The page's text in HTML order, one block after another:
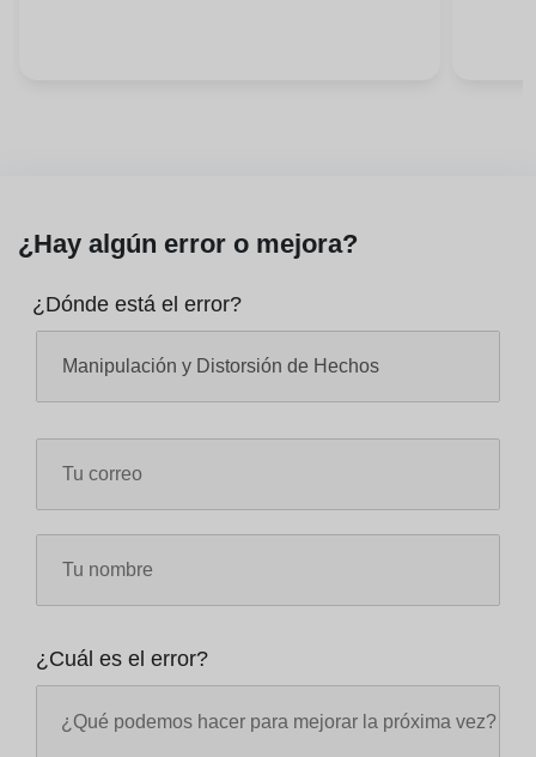
¿Hay algún error o mejora?
¿Dónde está el error?
¿Cuál es el error?